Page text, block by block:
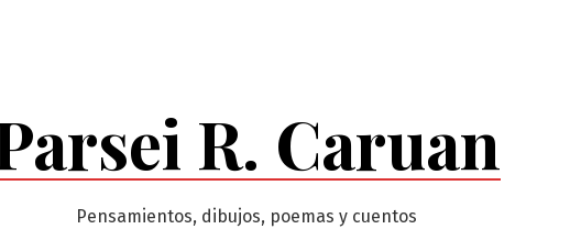
R. Caruan
Pensamientos, dibujos, poemas y cuentos